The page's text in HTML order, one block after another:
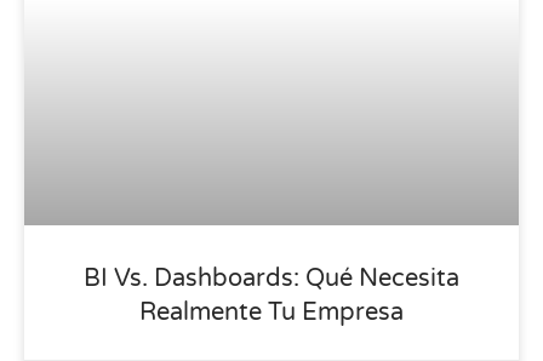
BI Vs. Dashboards: Qué Necesita
Realmente Tu Empresa